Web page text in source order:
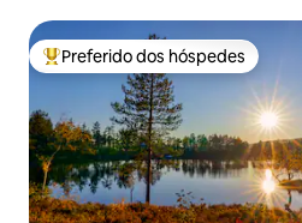
Entre os melhores preferidos dos
Preferido dos hóspedes